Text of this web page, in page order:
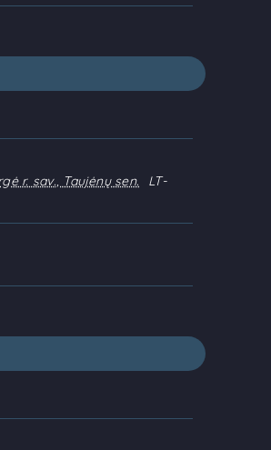
r. sav., Taujėnų sen.
LT-